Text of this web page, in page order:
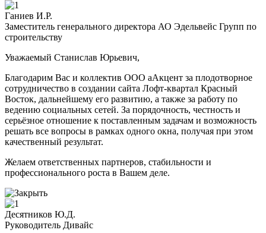
Ганиев И.Р.
Заместитель генерального директора АО Эдельвейс Групп по
строительству
Уважаемый Станислав Юрьевич,
Благодарим Вас и коллектив ООО аАкцент за плодотворное
сотрудничество в создании сайта Лофт-квартал Красный
Восток, дальнейшему его развитию, а также за работу по
ведению социальных сетей. За порядочность, честность и
серьёзное отношение к поставленным задачам и возможность
решать все вопросы в рамках одного окна, получая при этом
качественный результат.
Желаем ответственных партнеров, стабильности и
профессионального роста в Вашем деле.
Десятников Ю.Д.
Руководитель Дивайс